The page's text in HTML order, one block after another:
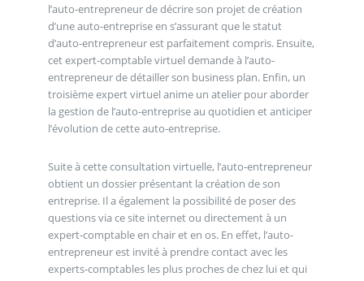
l’auto-entrepreneur de décrire son projet de création
d’une auto-entreprise en s’assurant que le statut
d’auto-entrepreneur est parfaitement compris. Ensuite,
cet expert-comptable virtuel demande à l’auto-
entrepreneur de détailler son business plan. Enfin, un
troisième expert virtuel anime un atelier pour aborder
la gestion de l’auto-entreprise au quotidien et anticiper
l’évolution de cette auto-entreprise.
Suite à cette consultation virtuelle, l’auto-entrepreneur
obtient un dossier présentant la création de son
entreprise. Il a également la possibilité de poser des
questions via ce site internet ou directement à un
expert-comptable en chair et en os. En effet, l’auto-
entrepreneur est invité à prendre contact avec les
experts-comptables les plus proches de chez lui et qui